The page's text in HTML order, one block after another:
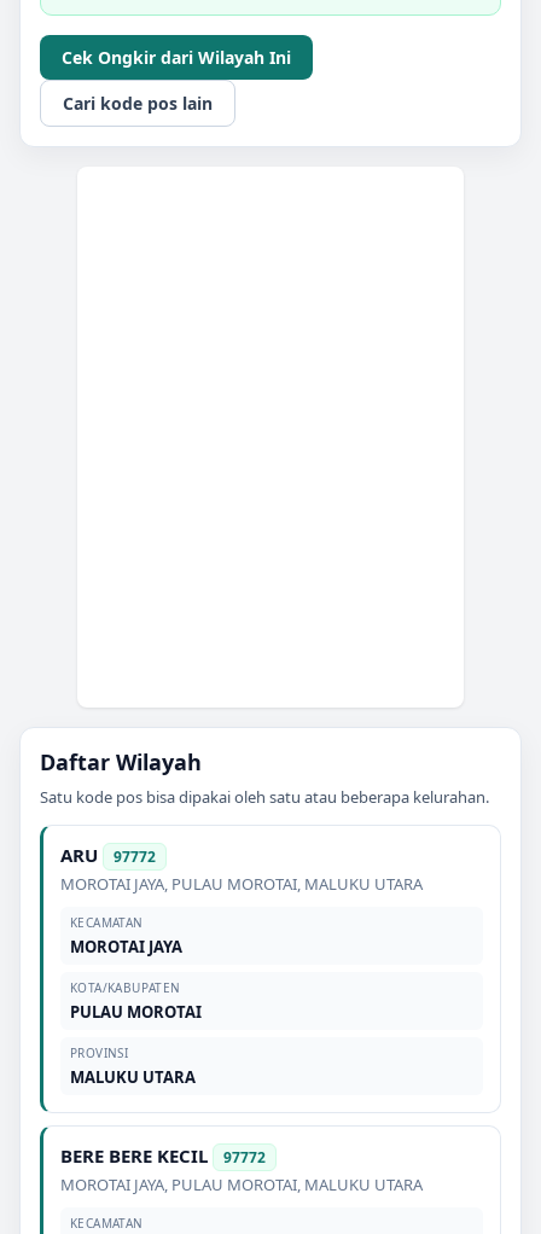
Cek Ongkir dari Wilayah Ini
Cari kode pos lain
Daftar Wilayah
Satu kode pos bisa dipakai oleh satu atau beberapa kelurahan.
ARU 97772
MOROTAI JAYA, PULAU MOROTAI, MALUKU UTARA
KECAMATAN
MOROTAI JAYA
KOTA/KABUPATEN
PULAU MOROTAI
PROVINSI
MALUKU UTARA
BERE BERE KECIL 97772
MOROTAI JAYA, PULAU MOROTAI, MALUKU UTARA
KECAMATAN